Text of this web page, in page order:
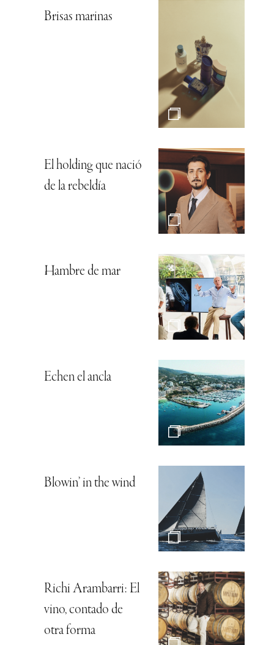
Brisas marinas
El holding que nació
de la rebeldía
Hambre de mar
Echen el ancla
Blowin’ in the wind
Richi Arambarri: El
vino, contado de
otra forma